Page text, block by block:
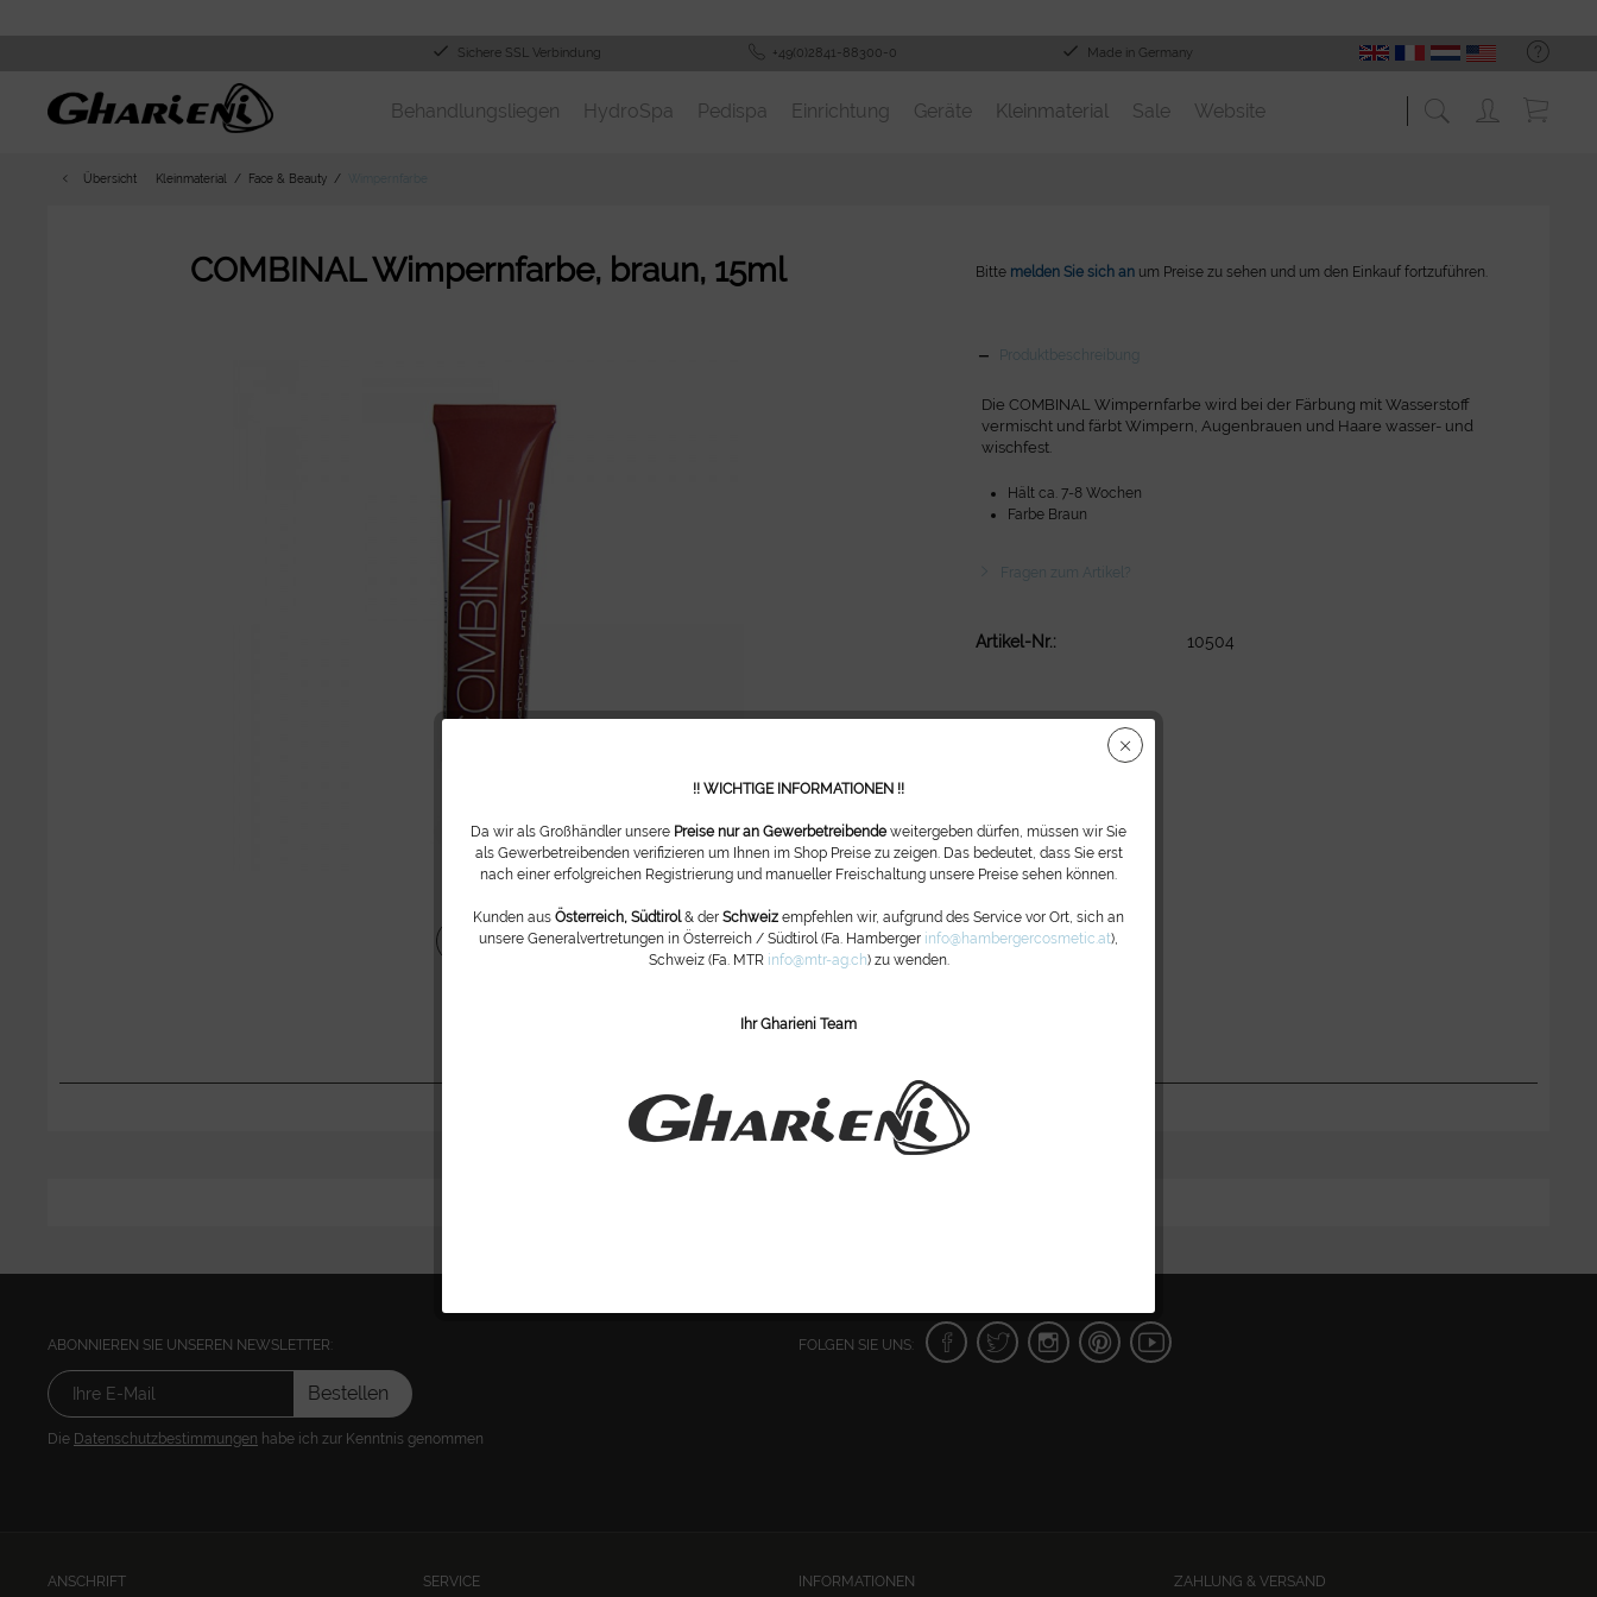
Sichere SSL Verbindung +49(0)2841-88300-0 Made in Germany
Behandlungsliegen HydroSpa Pedispa Einrichtung Geräte Kleinmaterial Sale Website
Übersicht Kleinmaterial Face & Beauty
COMBINAL Wimpernfarbe, braun, 15ml
Teilen
Bitte melden Sie sich an um Preise zu sehen und um den Einkauf fortzuführen.
Produktbeschreibung
Die COMBINAL Wimpernfarbe wird bei der Färbung mit Wasserstoff
vermischt und färbt Wimpern, Augenbrauen und Haare wasser- und
wischfest.
Hält ca. 7-8 Wochen
Farbe Braun
Fragen zum Artikel?
Artikel-Nr.: 10504
ABONNIEREN SIE UNSEREN NEWSLETTER:
Bestellen
Die Datenschutzbestimmungen habe ich zur Kenntnis genommen
FOLGEN SIE UNS:
ANSCHRIFT SERVICE INFORMATIONEN ZAHLUNG & VERSAND
!! WICHTIGE INFORMATIONEN !!
Da wir als Großhändler unsere Preise nur an Gewerbetreibendeweitergeben dürfen, müssen wir Sie
als Gewerbetreibenden verifizieren um Ihnen im Shop Preise zu zeigen. Das bedeutet, dass Sie erst
nach einer erfolgreichen Registrierung und manueller Freischaltung unsere Preise sehen können.
Kunden aus Österreich, Südtirol& der Schweiz empfehlen wir, aufgrund des Service vor Ort, sich an
unsere Generalvertretungen in Österreich / Südtirol (Fa. Hamberger info@hambergercosmetic.at),
Schweiz (Fa. MTR info@mtr-ag.ch) zu wenden.
Ihr Gharieni Team